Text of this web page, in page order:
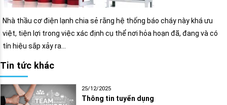
Nhà thầu cơ điện lạnh chia sẻ rằng hệ thống báo cháy này khá ưu
việt, tiện lợi trong việc xác định cụ thể nơi hỏa hoạn đã, đang và có
tín hiệu sắp xảy ra…
Tin tức khác
25/12/2025
Thông tin tuyển dụng